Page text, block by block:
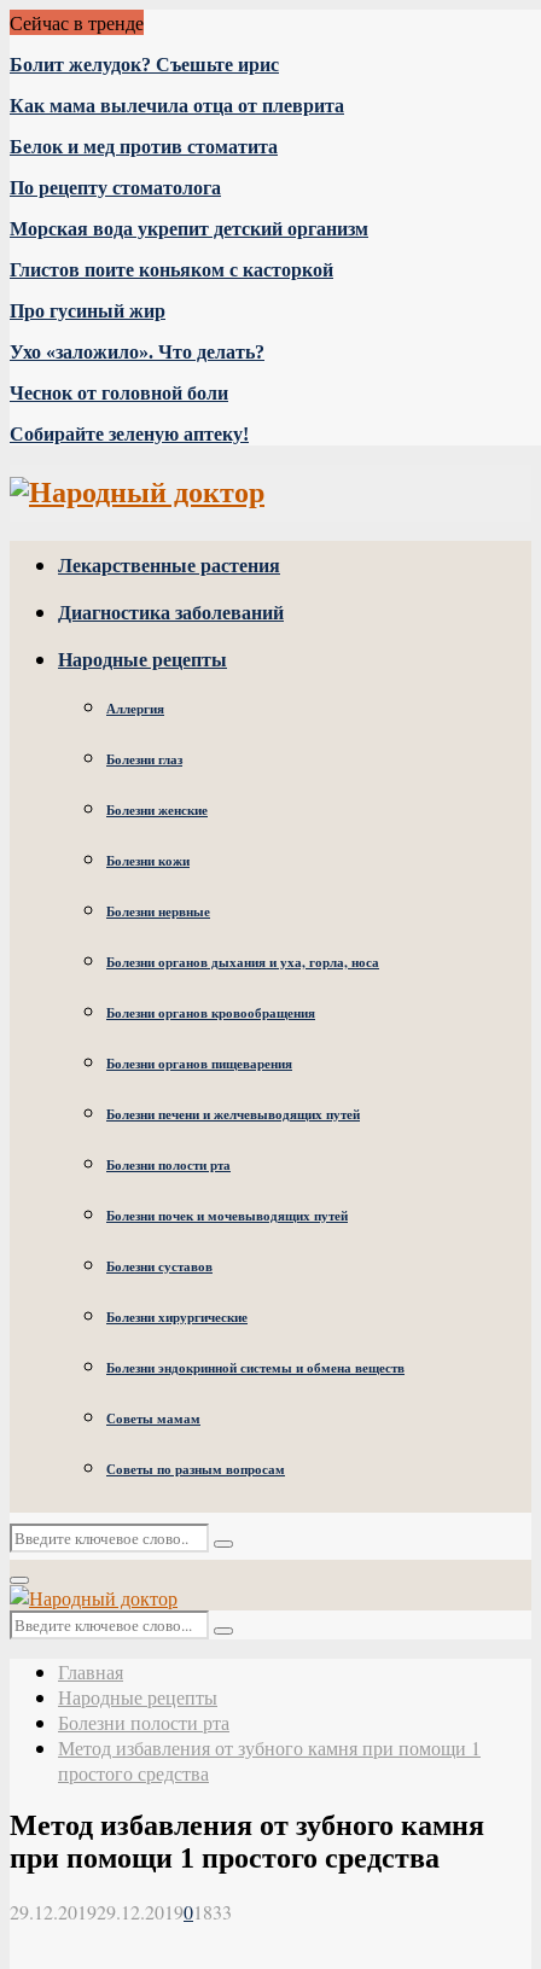
Сейчас в тренде
Болит желудок? Съешьте ирис
Как мама вылечила отца от плеврита
Белок и мед против стоматита
По рецепту стоматолога
Морская вода укрепит детский организм
Глистов поите коньяком с касторкой
Про гусиный жир
Ухо «заложило». Что делать?
Чеснок от головной боли
Собирайте зеленую аптеку!
Лекарственные растения
Диагностика заболеваний
Народные рецепты
Аллергия
Болезни глаз
Болезни женские
Болезни кожи
Болезни нервные
Болезни органов дыхания и уха, горла, носа
Болезни органов кровообращения
Болезни органов пищеварения
Болезни печени и желчевыводящих путей
Болезни полости рта
Болезни почек и мочевыводящих путей
Болезни суставов
Болезни хирургические
Болезни эндокринной системы и обмена веществ
Советы мамам
Советы по разным вопросам
Искать:
Поиск
Основное
меню
Искать:
Поиск
Главная
Народные рецепты
Болезни полости рта
Метод избавления от зубного камня при помощи 1
простого средства
Метод избавления от зубного камня
при помощи 1 простого средства
29.12.201929.12.201901833